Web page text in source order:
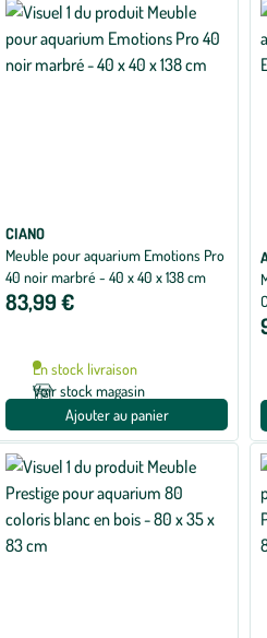
CIANO
Meuble pour aquarium Emotions Pro
40 noir marbré - 40 x 40 x 138 cm
83,99 €
En stock livraison
Voir stock magasin
Ajouter au panier